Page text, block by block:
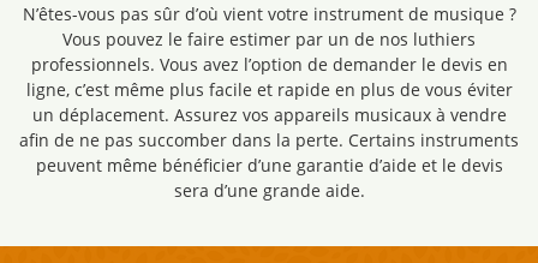
N’êtes-vous pas sûr d’où vient votre instrument de musique ?
Vous pouvez le faire estimer par un de nos luthiers
professionnels. Vous avez l’option de demander le devis en
ligne, c’est même plus facile et rapide en plus de vous éviter
un déplacement. Assurez vos appareils musicaux à vendre
afin de ne pas succomber dans la perte. Certains instruments
peuvent même bénéficier d’une garantie d’aide et le devis
sera d’une grande aide.